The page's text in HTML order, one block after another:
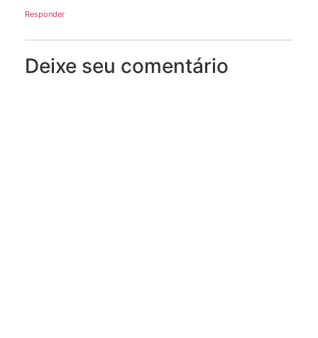
Responder
Deixe seu comentário